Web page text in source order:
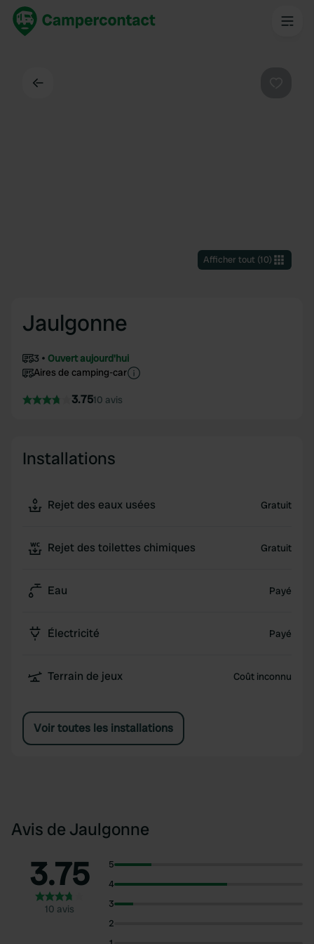
Afficher tout(10)
Jaulgonne
3
Ouvert aujourd'hui
Aires de camping-car
3.7510 avis
Installations
Rejet des eaux usées Gratuit
Rejet des toilettes chimiques Gratuit
Eau Payé
Électricité Payé
Terrain de jeux Coût inconnu
Voir toutes les installations
Avis de Jaulgonne
3.75
10 avis
5
4
3
2